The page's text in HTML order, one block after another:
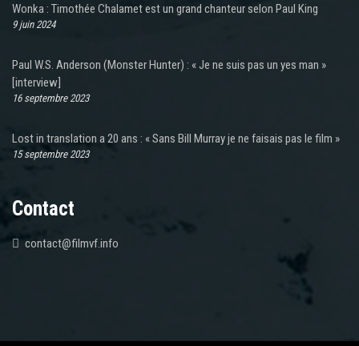
Wonka : Timothée Chalamet est un grand chanteur selon Paul King
9 juin 2024
Paul W.S. Anderson (Monster Hunter) : « Je ne suis pas un yes man »
[interview]
16 septembre 2023
Lost in translation a 20 ans : « Sans Bill Murray je ne faisais pas le film »
15 septembre 2023
Contact
contact@filmvf.info